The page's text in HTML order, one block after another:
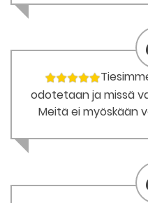
odotetaan ja missä
Meitä ei myöskään